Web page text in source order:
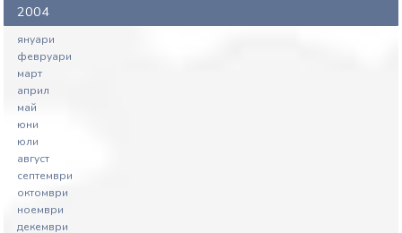
2004
януари
февруари
март
април
май
юни
юли
август
септември
октомври
ноември
декември